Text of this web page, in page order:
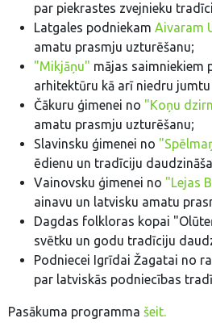
par piekrastes zvejnieku
Latgales podniekam Aivaram
amatu prasmju uzturēšanu;
"Mikjāņu" mājas saimniekiem
arhitektūru kā arī niedru jumtu
Čākuru ģimenei no "Koņu
amatu prasmju uzturēšanu;
Slavinsku ģimenei no
ēdienu un tradīciju
Vainovsku ģimenei no "Lejas
ainavu un latvisku amatu
Dagdas folkloras kopai
svētku un godu tradīciju
Podniecei Igrīdai Žagatai no
par latviskās podniecības
Pasākuma programma šeit.